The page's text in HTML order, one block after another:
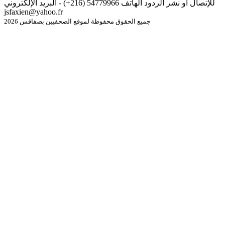
للإتصال أو نشر الردود الهاتف 54779966 (216+) - البريد الإلكتروني
jsfaxien@yahoo.fr
جميع الحقوق محفوظة لموقع الصحفيين بصفاقس 2026